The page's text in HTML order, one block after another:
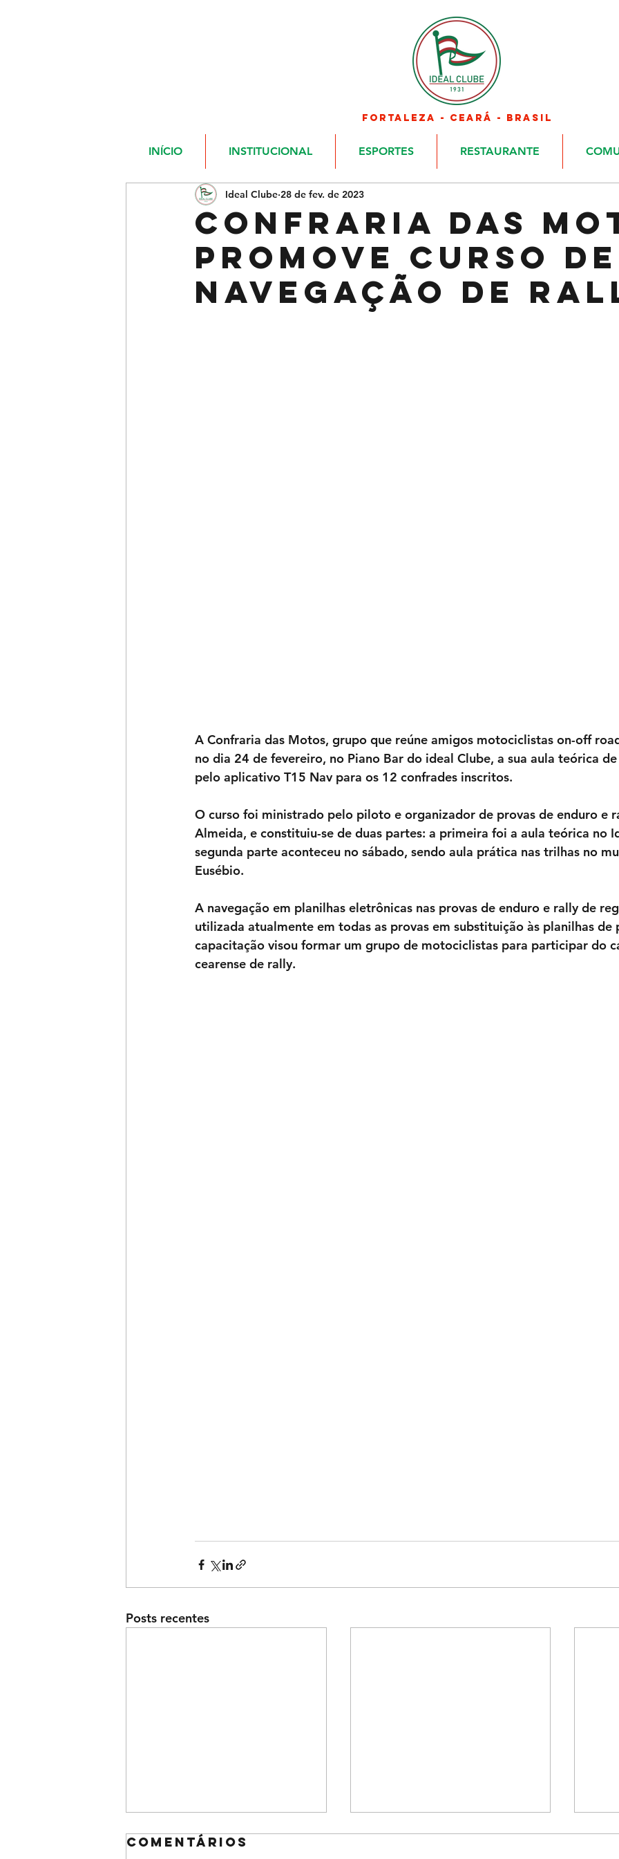
FORTALEZA - CEARÁ - BRASIL
INÍCIO INSTITUCIONAL ESPORTES RESTAURANTE
Confraria das
promove Curso de
Navegação de
Ideal Clube 28 de fev. de 2023
A Confraria das Motos, grupo que reúne amigos motociclistas on-off
no dia 24 de fevereiro, no Piano Bar do ideal Clube, a sua aula teórica
pelo aplicativo T15 Nav para os 12 confrades inscritos.
O curso foi ministrado pelo piloto e organizador de provas de enduro e
Almeida, e constituiu-se de duas partes: a primeira foi a aula teórica no
segunda parte aconteceu no sábado, sendo aula prática nas trilhas no
Eusébio.
A navegação em planilhas eletrônicas nas provas de enduro e rally de
utilizada atualmente em todas as provas em substituição às planilhas de
capacitação visou formar um grupo de motociclistas para participar do
cearense de rally.
Posts recentes
Comentários